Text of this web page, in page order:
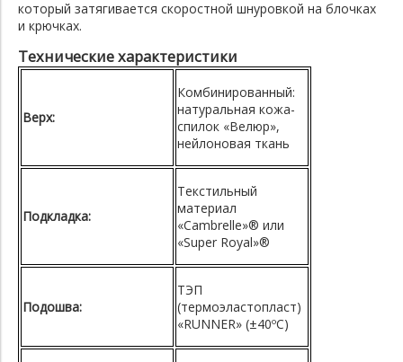
который затягивается скоростной шнуровкой на блочках
и крючках.
Технические характеристики
Верх:
Комбинированный:
натуральная кожа-
спилок «Велюр»,
нейлоновая ткань
Подкладка:
Текстильный
материал
«Cambrelle»® или
«Super Royal»®
Подошва:
ТЭП
(термоэластопласт)
«RUNNER» (±40ºC)